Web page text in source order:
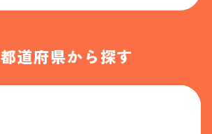
都道府県から探す